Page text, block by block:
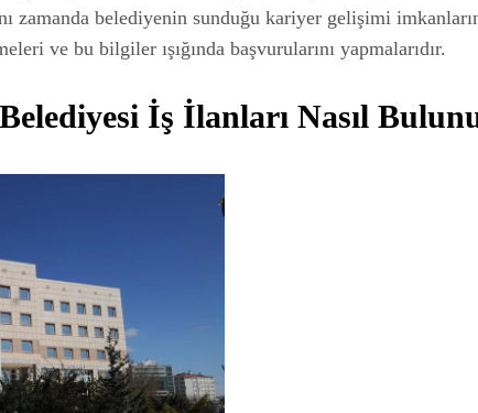
zamanda belediyenin sunduğu kariyer gelişimi
ve bu bilgiler ışığında başvurularını yapmalarıdır.
İş İlanları Nasıl